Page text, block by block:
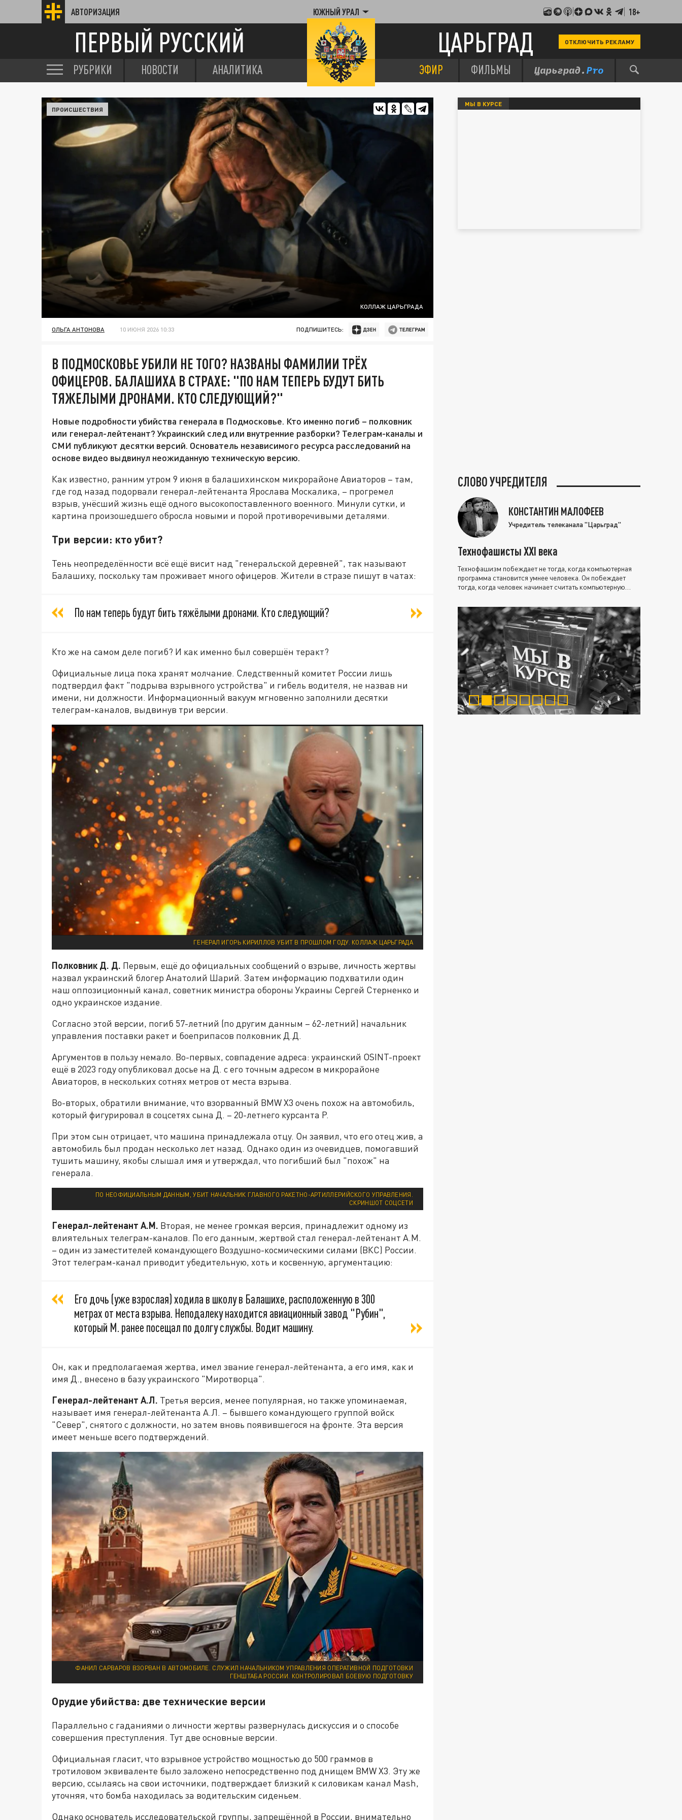
АВТОРИЗАЦИЯ ЮЖНЫЙ УРАЛ 18+
ПЕРВЫЙ РУССКИЙ ЦАРЬГРАД ОТКЛЮЧИТЬ РЕКЛАМУ
РУБРИКИ НОВОСТИ АНАЛИТИКА ЭФИР ФИЛЬМЫ
КОЛЛАЖ ЦАРЬГРАДА
ПРОИСШЕСТВИЯ
ОЛЬГА АНТОНОВА 10 ИЮНЯ 2026 10:33 ПОДПИШИТЕСЬ:
В ПОДМОСКОВЬЕ УБИЛИ НЕ ТОГО? НАЗВАНЫ ФАМИЛИИ ТРЁХ
ОФИЦЕРОВ. БАЛАШИХА В СТРАХЕ: "ПО НАМ ТЕПЕРЬ БУДУТ БИТЬ
ТЯЖЕЛЫМИ ДРОНАМИ. КТО СЛЕДУЮЩИЙ?"
Новые подробности убийства генерала в Подмосковье. Кто именно погиб – полковник
или генерал-лейтенант? Украинский след или внутренние разборки? Телеграм-каналы и
СМИ публикуют десятки версий. Основатель независимого ресурса расследований на
основе видео выдвинул неожиданную техническую версию.
Как известно, ранним утром 9 июня в балашихинском микрорайоне Авиаторов – там,
где год назад подорвали генерал-лейтенанта Ярослава Москалика, – прогремел
взрыв, унёсший жизнь ещё одного высокопоставленного военного. Минули сутки, и
картина произошедшего обросла новыми и порой противоречивыми деталями.
Три версии: кто убит?
Тень неопределённости всё ещё висит над "генеральской деревней", так называют
Балашиху, поскольку там проживает много офицеров. Жители в стразе пишут в чатах:
По нам теперь будут бить тяжёлыми дронами. Кто следующий?
Кто же на самом деле погиб? И как именно был совершён теракт?
Официальные лица пока хранят молчание. Следственный комитет России лишь
подтвердил факт "подрыва взрывного устройства" и гибель водителя, не назвав ни
имени, ни должности. Информационный вакуум мгновенно заполнили десятки
телеграм-каналов, выдвинув три версии.
ГЕНЕРАЛ ИГОРЬ КИРИЛЛОВ УБИТ В ПРОШЛОМ ГОДУ. КОЛЛАЖ ЦАРЬГРАДА
Полковник Д. Д. Первым, ещё до официальных сообщений о взрыве, личность жертвы
назвал украинский блогер Анатолий Шарий. Затем информацию подхватили один
наш оппозиционный канал, советник министра обороны Украины Сергей Стерненко и
одно украинское издание.
Согласно этой версии, погиб 57-летний (по другим данным – 62-летний) начальник
управления поставки ракет и боеприпасов полковник Д.Д.
Аргументов в пользу немало. Во-первых, совпадение адреса: украинский OSINT-проект
ещё в 2023 году опубликовал досье на Д. с его точным адресом в микрорайоне
Авиаторов, в нескольких сотнях метров от места взрыва.
Во-вторых, обратили внимание, что взорванный BMW X3 очень похож на автомобиль,
который фигурировал в соцсетях сына Д. – 20-летнего курсанта Р.
При этом сын отрицает, что машина принадлежала отцу. Он заявил, что его отец жив, а
автомобиль был продан несколько лет назад. Однако один из очевидцев, помогавший
тушить машину, якобы слышал имя и утверждал, что погибший был "похож" на
генерала.
ПО НЕОФИЦИАЛЬНЫМ ДАННЫМ, УБИТ НАЧАЛЬНИК ГЛАВНОГО РАКЕТНО-АРТИЛЛЕРИЙСКОГО УПРАВЛЕНИЯ.
СКРИНШОТ СОЦСЕТИ
Генерал-лейтенант А.М. Вторая, не менее громкая версия, принадлежит одному из
влиятельных телеграм-каналов. По его данным, жертвой стал генерал-лейтенант А.М.
– один из заместителей командующего Воздушно-космическими силами (ВКС) России.
Этот телеграм-канал приводит убедительную, хоть и косвенную, аргументацию:
Его дочь (уже взрослая) ходила в школу в Балашихе, расположенную в 300
метрах от места взрыва. Неподалеку находится авиационный завод "Рубин",
который М. ранее посещал по долгу службы. Водит машину.
Он, как и предполагаемая жертва, имел звание генерал-лейтенанта, а его имя, как и
имя Д., внесено в базу украинского "Миротворца".
Генерал-лейтенант А.Л. Третья версия, менее популярная, но также упоминаемая,
называет имя генерал-лейтенанта А.Л. – бывшего командующего группой войск
"Север", снятого с должности, но затем вновь появившегося на фронте. Эта версия
имеет меньше всего подтверждений.
ФАНИЛ САРВАРОВ ВЗОРВАН В АВТОМОБИЛЕ. СЛУЖИЛ НАЧАЛЬНИКОМ УПРАВЛЕНИЯ ОПЕРАТИВНОЙ ПОДГОТОВКИ
ГЕНШТАБА РОССИИ. КОНТРОЛИРОВАЛ БОЕВУЮ ПОДГОТОВКУ
Орудие убийства: две технические версии
Параллельно с гаданиями о личности жертвы развернулась дискуссия и о способе
совершения преступления. Тут две основные версии.
Официальная гласит, что взрывное устройство мощностью до 500 граммов в
тротиловом эквиваленте было заложено непосредственно под днищем BMW X3. Эту же
версию, ссылаясь на свои источники, подтверждает близкий к силовикам канал Mash,
уточняя, что бомба находилась за водительским сиденьем.
Однако основатель исследовательской группы, запрещённой в России, внимательно
МЫ В КУРСЕ
СЛОВО УЧРЕДИТЕЛЯ
КОНСТАНТИН МАЛОФЕЕВ
Учредитель телеканала "Царьград"
Технофашисты XXI века
Технофашизм побеждает не тогда, когда компьютерная
программа становится умнее человека. Он побеждает
тогда, когда человек начинает считать компьютерную